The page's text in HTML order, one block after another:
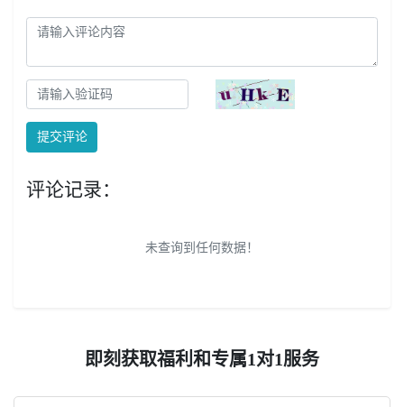
提交评论
评论记录：
未查询到任何数据！
即刻获取福利和专属1对1服务